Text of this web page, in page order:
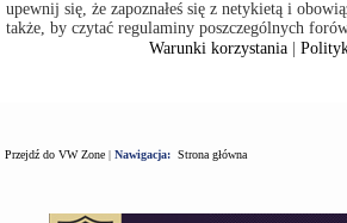
upewnij się, że zapoznałeś się z netykietą i
także, by czytać regulaminy poszczególnych
Warunki korzystania |
Przejdź do VW Zone | Nawigacja: Strona główna